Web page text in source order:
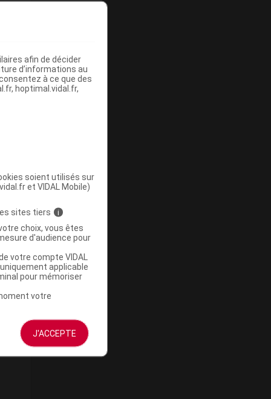
afin de décider
d’informations au
à ce que des
hoptimal.vidal.fr,
soient utilisés sur
et VIDAL Mobile)
sites tiers i
choix, vous êtes
d'audience pour
votre compte VIDAL
applicable
pour mémoriser
votre
J'ACCEPTE